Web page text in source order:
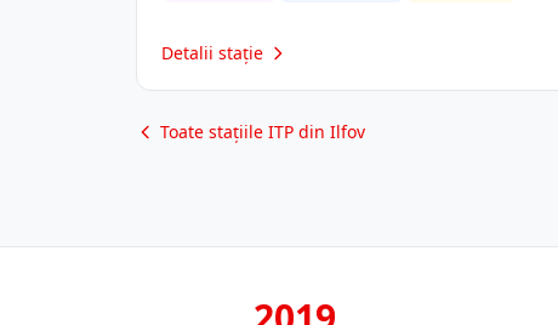
Detalii stație
Toate stațiile ITP din Ilfov